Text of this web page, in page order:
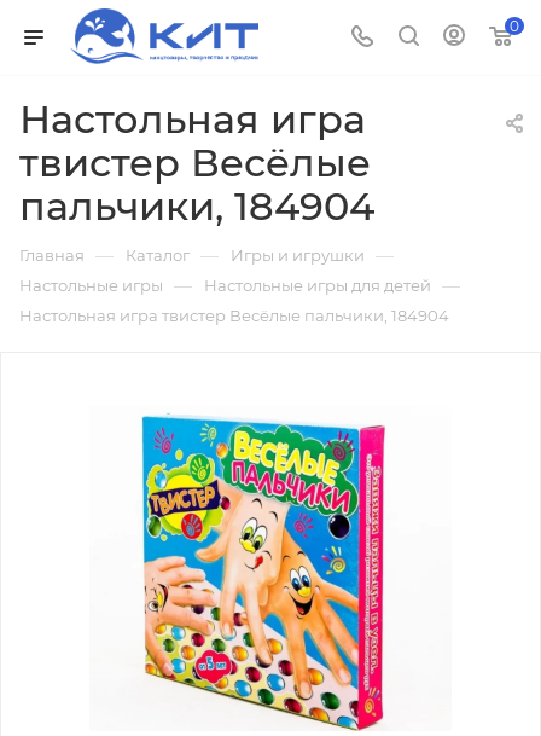
0
Настольная игра
твистер Весёлые
пальчики, 184904
Главная — Каталог — Игры и игрушки —
Настольные игры — Настольные игры для детей —
Настольная игра твистер Весёлые пальчики, 184904